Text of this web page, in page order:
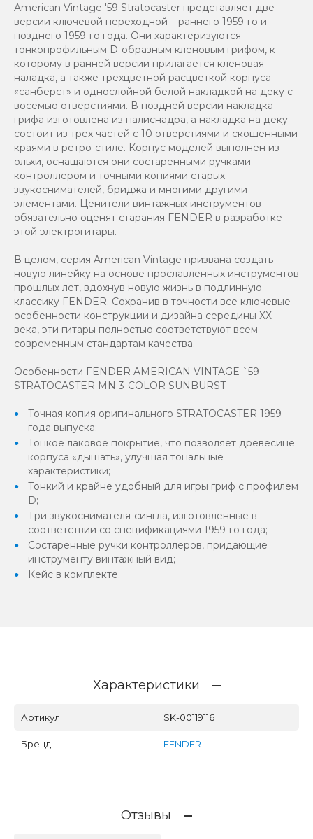
American Vintage '59 Stratocaster представляет две
версии ключевой переходной – раннего 1959-го и
позднего 1959-го года. Они характеризуются
тонкопрофильным D-образным кленовым грифом, к
которому в ранней версии прилагается кленовая
наладка, а также трехцветной расцветкой корпуса
«санберст» и однослойной белой накладкой на деку с
восемью отверстиями. В поздней версии накладка
грифа изготовлена из палиснадра, а накладка на деку
состоит из трех частей с 10 отверстиями и скошенными
краями в ретро-стиле. Корпус моделей выполнен из
ольхи, оснащаются они состаренными ручками
контроллером и точными копиями старых
звукоснимателей, бриджа и многими другими
элементами. Ценители винтажных инструментов
обязательно оценят старания FENDER в разработке
этой электрогитары.
В целом, серия American Vintage призвана создать
новую линейку на основе прославленных инструментов
прошлых лет, вдохнув новую жизнь в подлинную
классику FENDER. Сохранив в точности все ключевые
особенности конструкции и дизайна середины ХХ
века, эти гитары полностью соответствуют всем
современным стандартам качества.
Особенности FENDER AMERICAN VINTAGE `59
STRATOCASTER MN 3-COLOR SUNBURST
Точная копия оригинального STRATOCASTER 1959
года выпуска;
Тонкое лаковое покрытие, что позволяет древесине
корпуса «дышать», улучшая тональные
характеристики;
Тонкий и крайне удобный для игры гриф с профилем
D;
Три звукоснимателя-сингла, изготовленные в
соответствии со спецификациями 1959-го года;
Состаренные ручки контроллеров, придающие
инструменту винтажный вид;
Кейс в комплекте.
Характеристики
Артикул SK-00119116
Бренд FENDER
Отзывы